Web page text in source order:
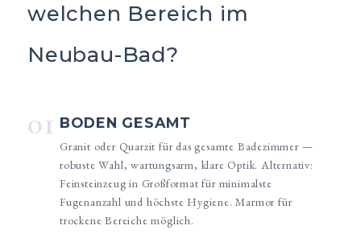
welchen Bereich im
Neubau-Bad?
01 BODEN GESAMT
Granit oder Quarzit für das gesamte Badezimmer —
robuste Wahl, wartungsarm, klare Optik. Alternativ:
Feinsteinzeug in Großformat für minimalste
Fugenanzahl und höchste Hygiene. Marmor für
trockene Bereiche möglich.